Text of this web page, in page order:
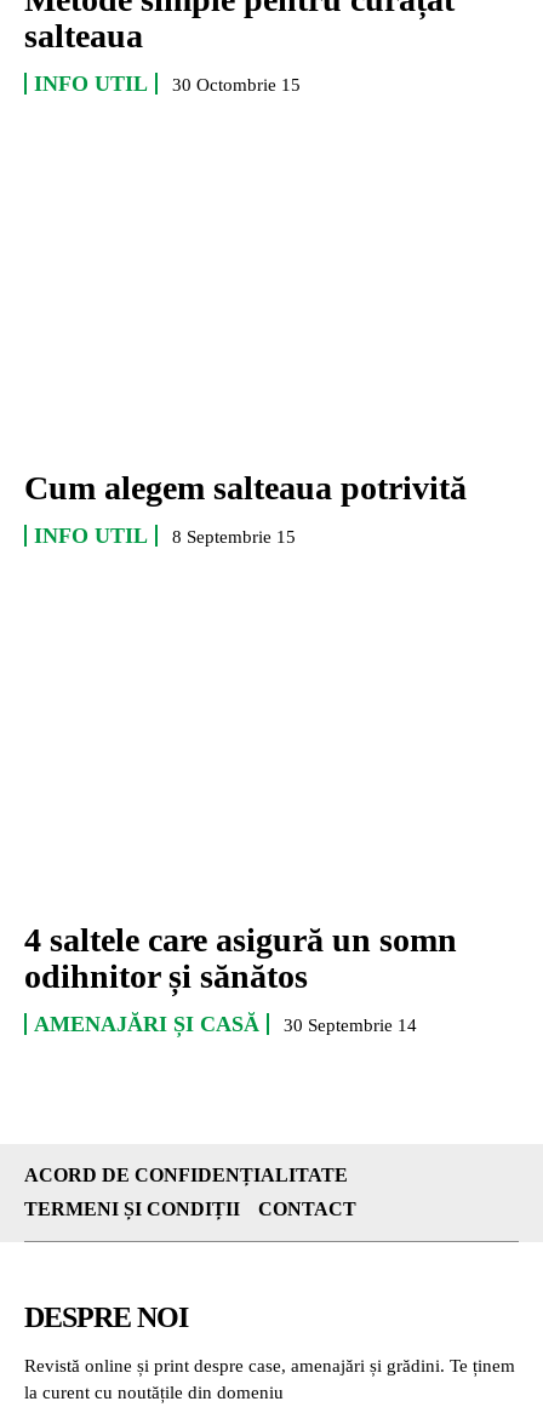
salteaua
INFO UTIL 30 Octombrie 15
Cum alegem salteaua potrivită
INFO UTIL 8 Septembrie 15
4 saltele care asigură un somn
odihnitor și sănătos
AMENAJĂRI ȘI CASĂ 30 Septembrie 14
ACORD DE CONFIDENȚIALITATE
TERMENI ȘI CONDIȚII
CONTACT
DESPRE NOI
Revistă online și print despre case, amenajări și grădini. Te ținem
la curent cu noutățile din domeniu